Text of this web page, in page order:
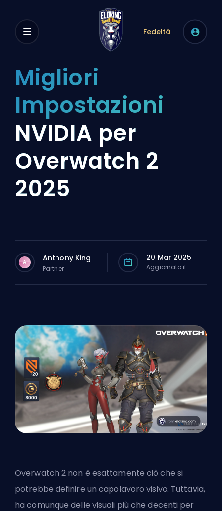
Fedeltà
Migliori
Impostazioni
NVIDIA per
Overwatch 2
2025
A Anthony King
Partner
20 Mar 2025
Aggiornato il
Overwatch 2 non è esattamente ciò che si
potrebbe definire un capolavoro visivo. Tuttavia,
ha comunque delle visuali più che decenti per